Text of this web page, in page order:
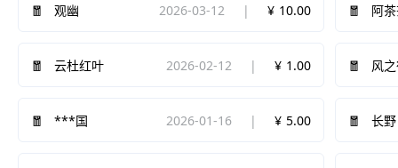
观幽 2026-03-12 10.00 阿
云杜红叶 2026-02-12 1.00 风
***国 2026-01-16 5.00 长野